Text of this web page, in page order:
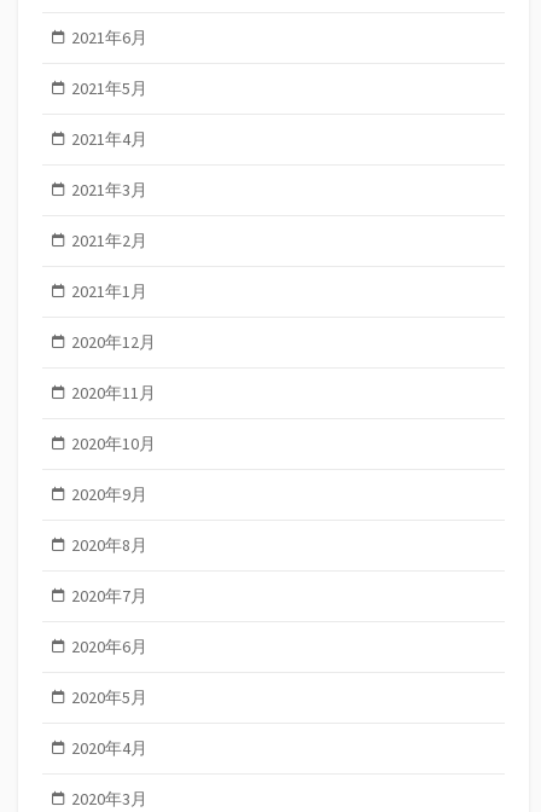
2021年6月
2021年5月
2021年4月
2021年3月
2021年2月
2021年1月
2020年12月
2020年11月
2020年10月
2020年9月
2020年8月
2020年7月
2020年6月
2020年5月
2020年4月
2020年3月